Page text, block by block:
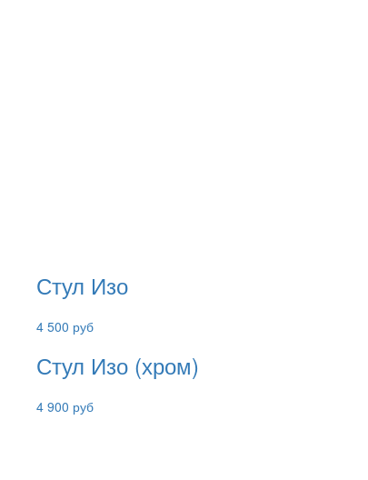
Стул Изо
4 500 руб
Стул Изо (хром)
4 900 руб